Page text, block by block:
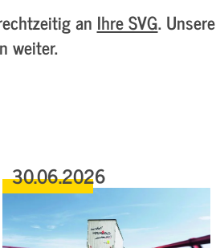
an Ihre SVG. Unsere
weiter.
30.06.2026